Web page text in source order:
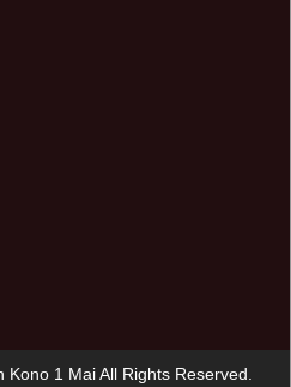
1 Mai All Rights Reserved.